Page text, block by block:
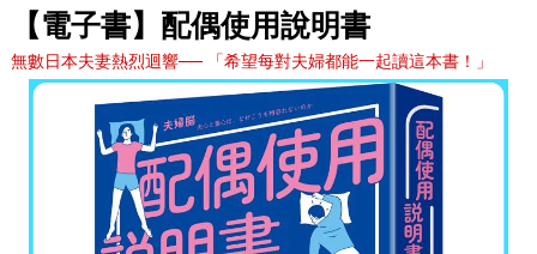
【電子書】配偶使用說明書
無數日本夫妻熱烈迴響── 「希望每對夫婦都能一起讀這本書！」